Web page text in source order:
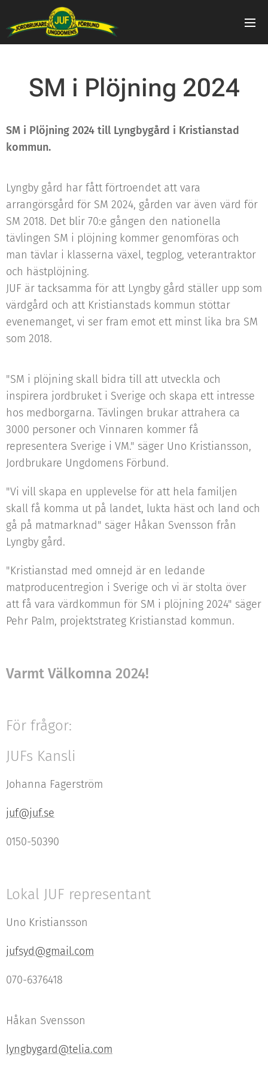
SM i Plöjning 2024
SM i Plöjning 2024 till Lyngbygård i Kristianstad
kommun.
Lyngby gård har fått förtroendet att vara
arrangörsgård för SM 2024, gården var även värd för
SM 2018. Det blir 70:e gången den nationella
tävlingen SM i plöjning kommer genomföras och
man tävlar i klasserna växel, tegplog, veterantraktor
och hästplöjning.
JUF är tacksamma för att Lyngby gård ställer upp som
värdgård och att Kristianstads kommun stöttar
evenemanget, vi ser fram emot ett minst lika bra SM
som 2018.
"SM i plöjning skall bidra till att utveckla och
inspirera jordbruket i Sverige och skapa ett intresse
hos medborgarna. Tävlingen brukar attrahera ca
3000 personer och Vinnaren kommer få
representera Sverige i VM." säger Uno Kristiansson,
Jordbrukare Ungdomens Förbund.
"Vi vill skapa en upplevelse för att hela familjen
skall få komma ut på landet, lukta häst och land och
gå på matmarknad" säger Håkan Svensson från
Lyngby gård.
"Kristianstad med omnejd är en ledande
matproducentregion i Sverige och vi är stolta över
att få vara värdkommun för SM i plöjning 2024" säger
Pehr Palm, projektstrateg Kristianstad kommun.
Varmt Välkomna 2024!
För frågor:
JUFs Kansli
Johanna Fagerström
juf@juf.se
0150-50390
Lokal JUF representant
Uno Kristiansson
jufsyd@gmail.com
070-6376418
Håkan Svensson
lyngbygard@telia.com